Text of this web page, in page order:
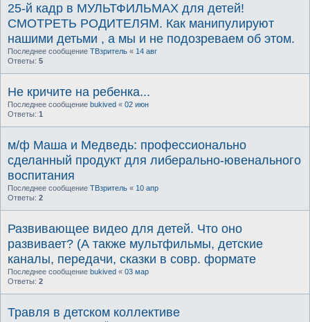
25-й кадр в МУЛЬТФИЛЬМАХ для детей!
СМОТРЕТЬ РОДИТЕЛЯМ. Как манипулируют
нашими детьми , а мы и не подозреваем об этом.
Последнее сообщение ТВзритель « 14 авг
Ответы: 5
Не кричите на ребенка...
Последнее сообщение bukived « 02 июн
Ответы: 1
м/ф Маша и Медведь: профессионально
сделанный продукт для либерально-ювенального
воспитания
Последнее сообщение ТВзритель « 10 апр
Ответы: 2
Развивающее видео для детей. Что оно
развивает? (А также мультфильмы, детские
каналы, передачи, сказки в совр. формате
Последнее сообщение bukived « 03 мар
Ответы: 2
Травля в детском коллективе